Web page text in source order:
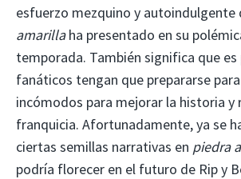
esfuerzo mezquino y autoindulgente
amarillaha presentado en su
temporada. También significa que es
fanáticos tengan que prepararse
incómodos para mejorar la historia y
franquicia. Afortunadamente, ya se
ciertas semillas narrativas en piedra
podría florecer en el futuro de Rip y